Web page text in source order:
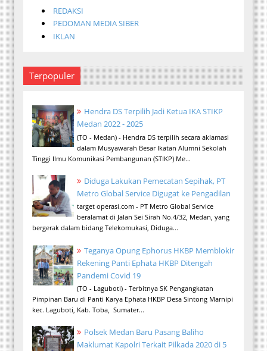
REDAKSI
PEDOMAN MEDIA SIBER
IKLAN
Terpopuler
Hendra DS Terpilih Jadi Ketua IKA STIKP
Medan 2022 - 2025
(TO - Medan) - Hendra DS terpilih secara aklamasi
dalam Musyawarah Besar Ikatan Alumni Sekolah
Tinggi Ilmu Komunikasi Pembangunan (STIKP) Me...
Diduga Lakukan Pemecatan Sepihak, PT
Metro Global Service Digugat ke Pengadilan
target operasi.com - PT Metro Global Service
beralamat di Jalan Sei Sirah No.4/32, Medan, yang
bergerak dalam bidang Telekomukasi, Diduga...
Teganya Opung Ephorus HKBP Memblokir
Rekening Panti Ephata HKBP Ditengah
Pandemi Covid 19
(TO - Laguboti) - Terbitnya SK Pengangkatan
Pimpinan Baru di Panti Karya Ephata HKBP Desa Sintong Marnipi
kec. Laguboti, Kab. Toba, Sumater...
Polsek Medan Baru Pasang Baliho
Maklumat Kapolri Terkait Pilkada 2020 di 5